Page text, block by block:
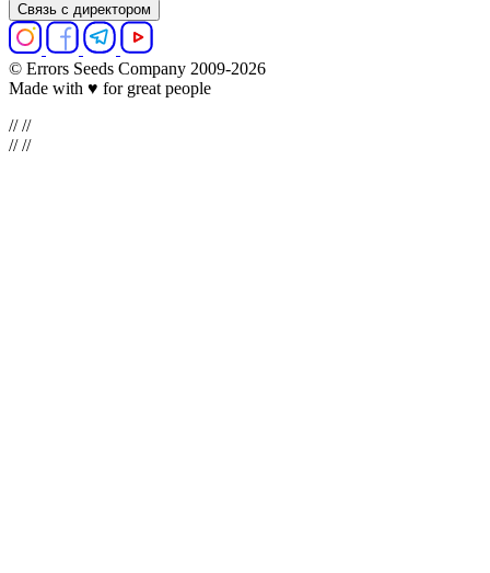
Связь с директором
© Errors Seeds Company 2009-2026
Made with ♥ for great people
////
////